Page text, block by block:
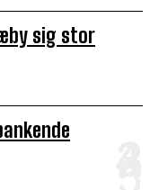
sig stor